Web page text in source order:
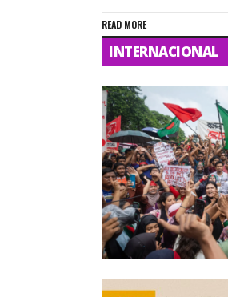
READ MORE
INTERNACIONAL